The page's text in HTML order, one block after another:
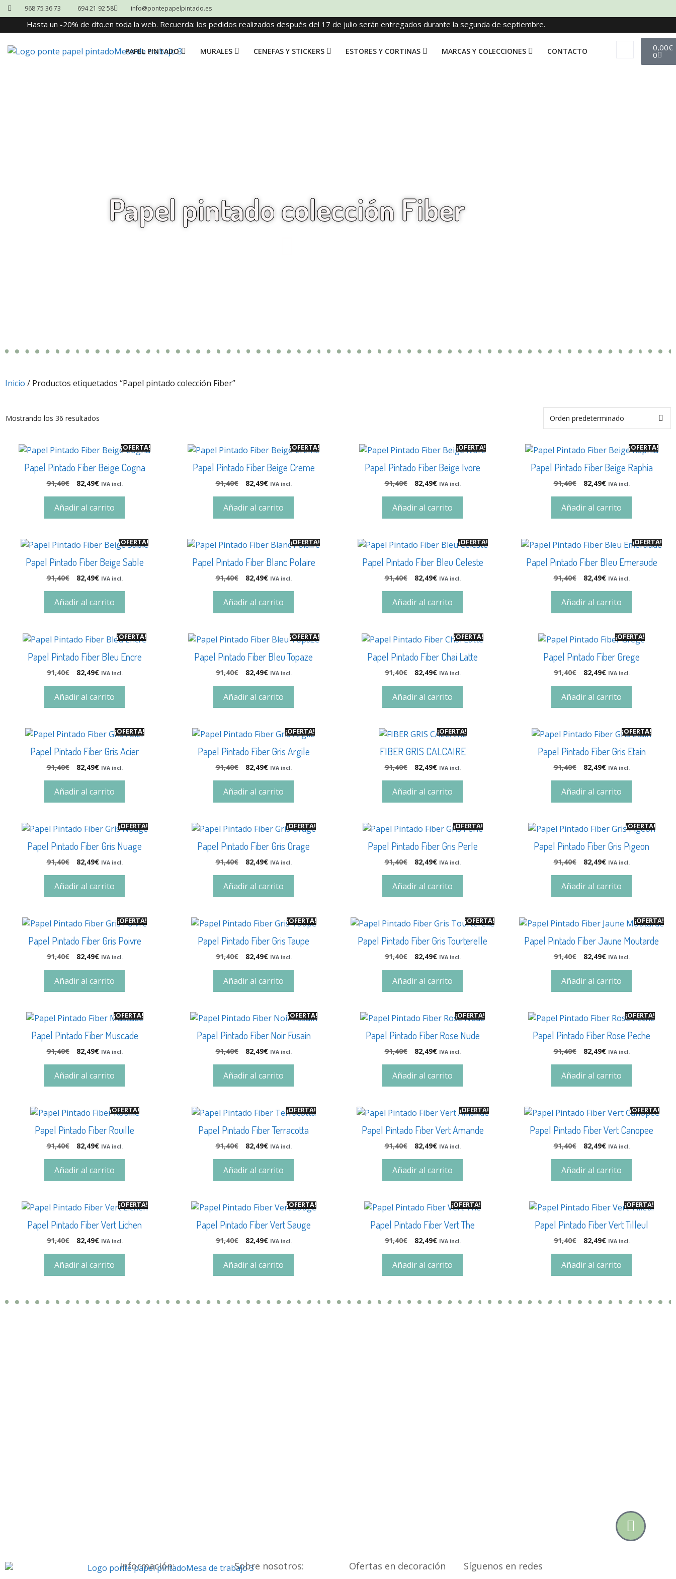
968 75 36 73 694 21 92 58 info@pontepapelpintado.es
Hasta un -20% de dto.en toda la web. Recuerda: los pedidos realizados después del 17 de julio serán entregados durante la segunda de septiembre.
PAPEL PINTADO MURALES CENEFAS Y STICKERS ESTORES Y CORTINAS MARCAS Y COLECCIONES CONTACTO 0,00€
0
Papel pintado colección Fiber
Inicio / Productos etiquetados “Papel pintado colección Fiber”
Mostrando los 36 resultados
¡OFERTA!
Papel Pintado Fiber Beige Cogna
91,40€ 82,49€ IVA incl.
Añadir al carrito
¡OFERTA!
Papel Pintado Fiber Beige Creme
91,40€ 82,49€ IVA incl.
Añadir al carrito
¡OFERTA!
Papel Pintado Fiber Beige Ivore
91,40€ 82,49€ IVA incl.
Añadir al carrito
¡OFERTA!
Papel Pintado Fiber Beige Raphia
91,40€ 82,49€ IVA incl.
Añadir al carrito
¡OFERTA!
Papel Pintado Fiber Beige Sable
91,40€ 82,49€ IVA incl.
Añadir al carrito
¡OFERTA!
Papel Pintado Fiber Blanc Polaire
91,40€ 82,49€ IVA incl.
Añadir al carrito
¡OFERTA!
Papel Pintado Fiber Bleu Celeste
91,40€ 82,49€ IVA incl.
Añadir al carrito
¡OFERTA!
Papel Pintado Fiber Bleu Emeraude
91,40€ 82,49€ IVA incl.
Añadir al carrito
¡OFERTA!
Papel Pintado Fiber Bleu Encre
91,40€ 82,49€ IVA incl.
Añadir al carrito
¡OFERTA!
Papel Pintado Fiber Bleu Topaze
91,40€ 82,49€ IVA incl.
Añadir al carrito
¡OFERTA!
Papel Pintado Fiber Chai Latte
91,40€ 82,49€ IVA incl.
Añadir al carrito
¡OFERTA!
Papel Pintado Fiber Grege
91,40€ 82,49€ IVA incl.
Añadir al carrito
¡OFERTA!
Papel Pintado Fiber Gris Acier
91,40€ 82,49€ IVA incl.
Añadir al carrito
¡OFERTA!
Papel Pintado Fiber Gris Argile
91,40€ 82,49€ IVA incl.
Añadir al carrito
¡OFERTA!
FIBER GRIS CALCAIRE
91,40€ 82,49€ IVA incl.
Añadir al carrito
¡OFERTA!
Papel Pintado Fiber Gris Etain
91,40€ 82,49€ IVA incl.
Añadir al carrito
¡OFERTA!
Papel Pintado Fiber Gris Nuage
91,40€ 82,49€ IVA incl.
Añadir al carrito
¡OFERTA!
Papel Pintado Fiber Gris Orage
91,40€ 82,49€ IVA incl.
Añadir al carrito
¡OFERTA!
Papel Pintado Fiber Gris Perle
91,40€ 82,49€ IVA incl.
Añadir al carrito
¡OFERTA!
Papel Pintado Fiber Gris Pigeon
91,40€ 82,49€ IVA incl.
Añadir al carrito
¡OFERTA!
Papel Pintado Fiber Gris Poivre
91,40€ 82,49€ IVA incl.
Añadir al carrito
¡OFERTA!
Papel Pintado Fiber Gris Taupe
91,40€ 82,49€ IVA incl.
Añadir al carrito
¡OFERTA!
Papel Pintado Fiber Gris Tourterelle
91,40€ 82,49€ IVA incl.
Añadir al carrito
¡OFERTA!
Papel Pintado Fiber Jaune Moutarde
91,40€ 82,49€ IVA incl.
Añadir al carrito
¡OFERTA!
Papel Pintado Fiber Muscade
91,40€ 82,49€ IVA incl.
Añadir al carrito
¡OFERTA!
Papel Pintado Fiber Noir Fusain
91,40€ 82,49€ IVA incl.
Añadir al carrito
¡OFERTA!
Papel Pintado Fiber Rose Nude
91,40€ 82,49€ IVA incl.
Añadir al carrito
¡OFERTA!
Papel Pintado Fiber Rose Peche
91,40€ 82,49€ IVA incl.
Añadir al carrito
¡OFERTA!
Papel Pintado Fiber Rouille
91,40€ 82,49€ IVA incl.
Añadir al carrito
¡OFERTA!
Papel Pintado Fiber Terracotta
91,40€ 82,49€ IVA incl.
Añadir al carrito
¡OFERTA!
Papel Pintado Fiber Vert Amande
91,40€ 82,49€ IVA incl.
Añadir al carrito
¡OFERTA!
Papel Pintado Fiber Vert Canopee
91,40€ 82,49€ IVA incl.
Añadir al carrito
¡OFERTA!
Papel Pintado Fiber Vert Lichen
91,40€ 82,49€ IVA incl.
Añadir al carrito
¡OFERTA!
Papel Pintado Fiber Vert Sauge
91,40€ 82,49€ IVA incl.
Añadir al carrito
¡OFERTA!
Papel Pintado Fiber Vert The
91,40€ 82,49€ IVA incl.
Añadir al carrito
¡OFERTA!
Papel Pintado Fiber Vert Tilleul
91,40€ 82,49€ IVA incl.
Añadir al carrito
Información: Sobre nosotros: Ofertas en decoración Síguenos en redes